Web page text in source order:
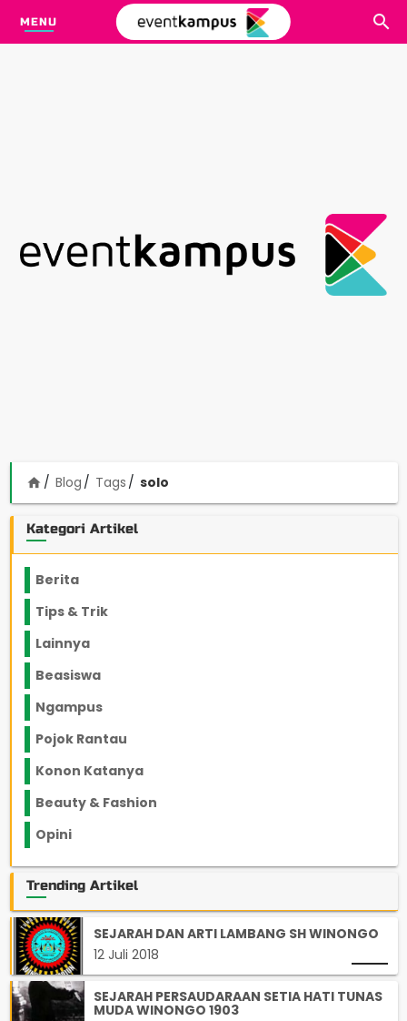
MENU
home Blog Tags solo
Kategori Artikel
Berita
Tips & Trik
Lainnya
Beasiswa
Ngampus
Pojok Rantau
Konon Katanya
Beauty & Fashion
Opini
Trending Artikel
SEJARAH DAN ARTI LAMBANG SH WINONGO
12 Juli 2018
SEJARAH PERSAUDARAAN SETIA HATI TUNAS
MUDA WINONGO 1903